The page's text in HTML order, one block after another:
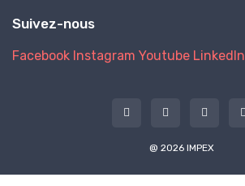
Suivez-nous
Facebook Instagram Youtube LinkedIn
@ 2026 IMPEX